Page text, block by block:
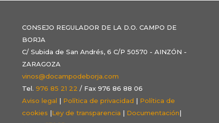
CONSEJO REGULADOR DE LA D.O. CAMPO DE
BORJA
C/ Subida de San Andrés, 6 C/P 50570 - AINZÓN -
ZARAGOZA
vinos@docampodeborja.com
Tel. 976 85 21 22 / Fax 976 86 88 06
Aviso legal | Política de privacidad | Política de
cookies |Ley de transparencia | Documentación|